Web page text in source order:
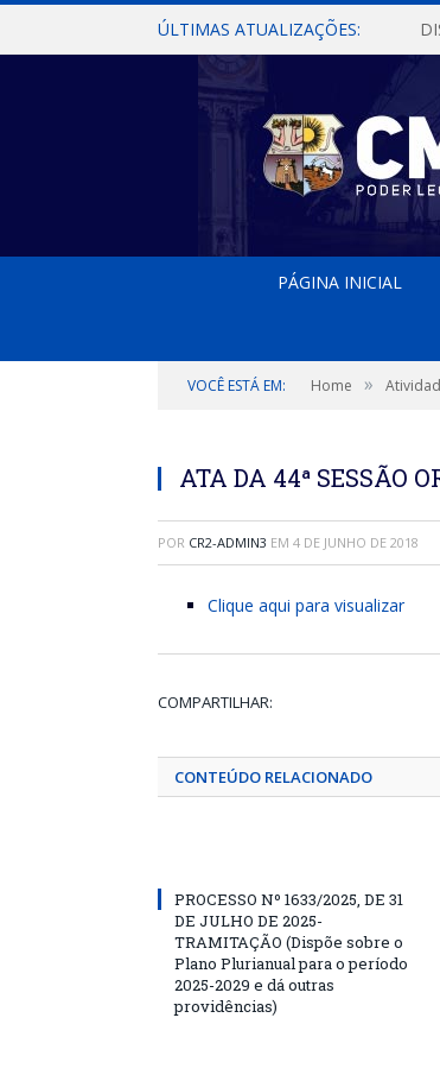
ÚLTIMAS ATUALIZAÇÕES:
PÁGINA INICIAL
VOCÊ ESTÁ EM: Home »
ATA DA 44ª SESSÃO
POR CR2-ADMIN3 EM 4 DE JUNHO DE 2018
Clique aqui para visualizar
COMPARTILHAR:
CONTEÚDO RELACIONADO
PROCESSO Nº 1633/2025, DE 31
DE JULHO DE 2025-
TRAMITAÇÃO (Dispõe sobre o
Plano Plurianual para o período
2025-2029 e dá outras
providências)